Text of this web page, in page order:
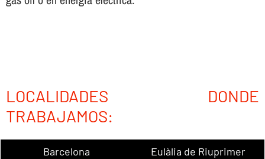
LOCALIDADES DONDE
TRABAJAMOS:
Barcelona
Eulàlia de Riuprimer